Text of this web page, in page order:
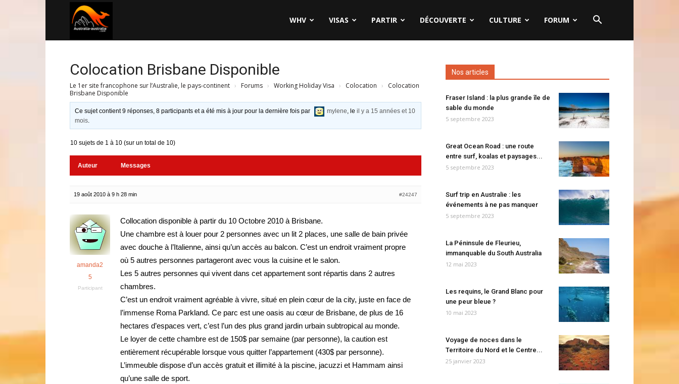
WHV VISAS PARTIR DÉCOUVERTE CULTURE FORUM
Colocation Brisbane Disponible
Le 1er site francophone sur l’Australie, le pays-continent › Forums › Working Holiday Visa › Colocation ›
Colocation
Brisbane Disponible
Ce sujet contient 9 réponses, 8 participants et a été mis à jour pour la dernière fois par mylene, leil y a 15 années et 10
mois.
10 sujets de 1 à 10 (sur un total de 10)
Auteur Messages
19 août 2010 à 9 h 28 min #24247
amanda2
5
Participant
Collocation disponible à partir du 10 Octobre 2010 à Brisbane.
Une chambre est à louer pour 2 personnes avec un lit 2 places, une salle de bain privée
avec douche à l’Italienne, ainsi qu’un accès au balcon. C’est un endroit vraiment propre
où 5 autres personnes partageront avec vous la cuisine et le salon.
Les 5 autres personnes qui vivent dans cet appartement sont répartis dans 2 autres
chambres.
C’est un endroit vraiment agréable à vivre, situé en plein cœur de la city, juste en face de
l’immense Roma Parkland. Ce parc est une oasis au cœur de Brisbane, de plus de 16
hectares d’espaces vert, c’est l’un des plus grand jardin urbain subtropical au monde.
Le loyer de cette chambre est de 150$ par semaine (par personne), la caution est
entièrement récupérable lorsque vous quitter l’appartement (430$ par personne).
L’immeuble dispose d’un accès gratuit et illimité à la piscine, jacuzzi et Hammam ainsi
qu’une salle de sport.
Nos articles
Fraser Island : la plus grande île de
sable du monde
5 septembre 2023
Great Ocean Road : une route
entre surf, koalas et paysages...
5 septembre 2023
Surf trip en Australie : les
événements à ne pas manquer
5 septembre 2023
La Péninsule de Fleurieu,
immanquable du South Australia
12 mai 2023
Les requins, le Grand Blanc pour
une peur bleue ?
10 mai 2023
Voyage de noces dans le
Territoire du Nord et le Centre...
25 janvier 2023